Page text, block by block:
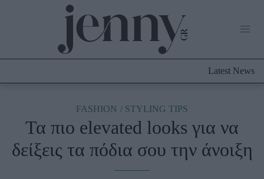
Culture
Fashion
Shopping
Latest News
FASHION STYLING TIPS
Τα πιο elevated looks για να
δείξεις τα πόδια σου την άνοιξη